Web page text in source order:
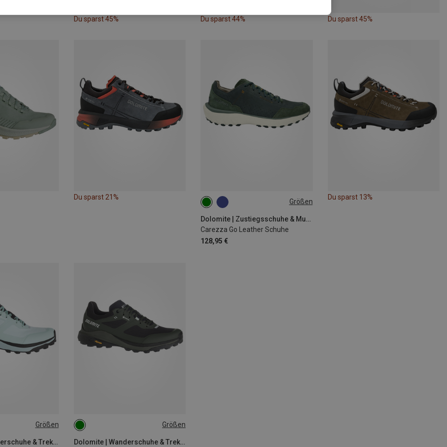
Du sparst 45% Du sparst 44% Du sparst 45%
Du sparst 21%
Größen
Dolomite | Zustiegsschuhe & Multifunktionsschuhe
Carezza Go Leather Schuhe
128,95 €
Du sparst 13%
Größen
Dolomite | Wanderschuhe & Trekkingschuhe
Größen
Dolomite | Wanderschuhe & Trekkingschuhe